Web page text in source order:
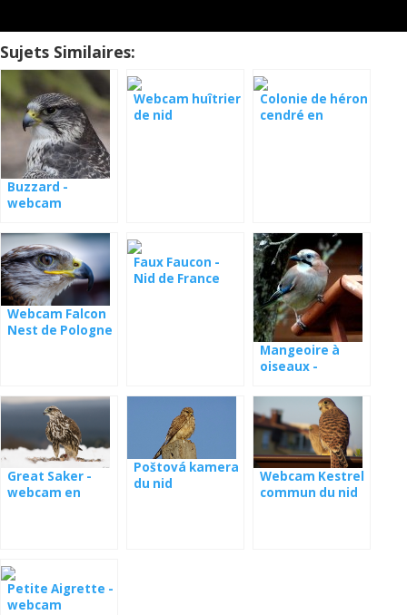
Sujets Similaires:
Buzzard -
webcam
Webcam huîtrier
de nid
Colonie de héron
cendré en
Webcam Falcon
Nest de Pologne
Faux Faucon -
Nid de France
Mangeoire à
oiseaux -
Pologne
Great Saker -
webcam en
Poštová kamera
du nid
Webcam Kestrel
commun du nid
Petite Aigrette -
webcam